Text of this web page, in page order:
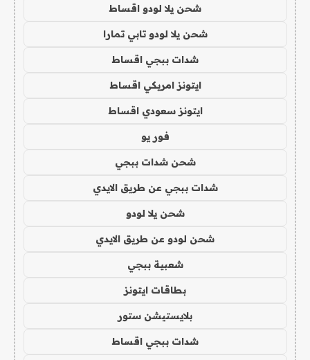
شحن يلا لودو اقساط
شحن يلا لودو تابي تمارا
شدات ببجي اقساط
ايتونز امريكي اقساط
ايتونز سعودي اقساط
فور يو
شحن شدات ببجي
شدات ببجي عن طريق الايدي
شحن يلا لودو
شحن لودو عن طريق الايدي
شعبية ببجي
بطاقات ايتونز
بلايستيشن ستور
شدات ببجي اقساط